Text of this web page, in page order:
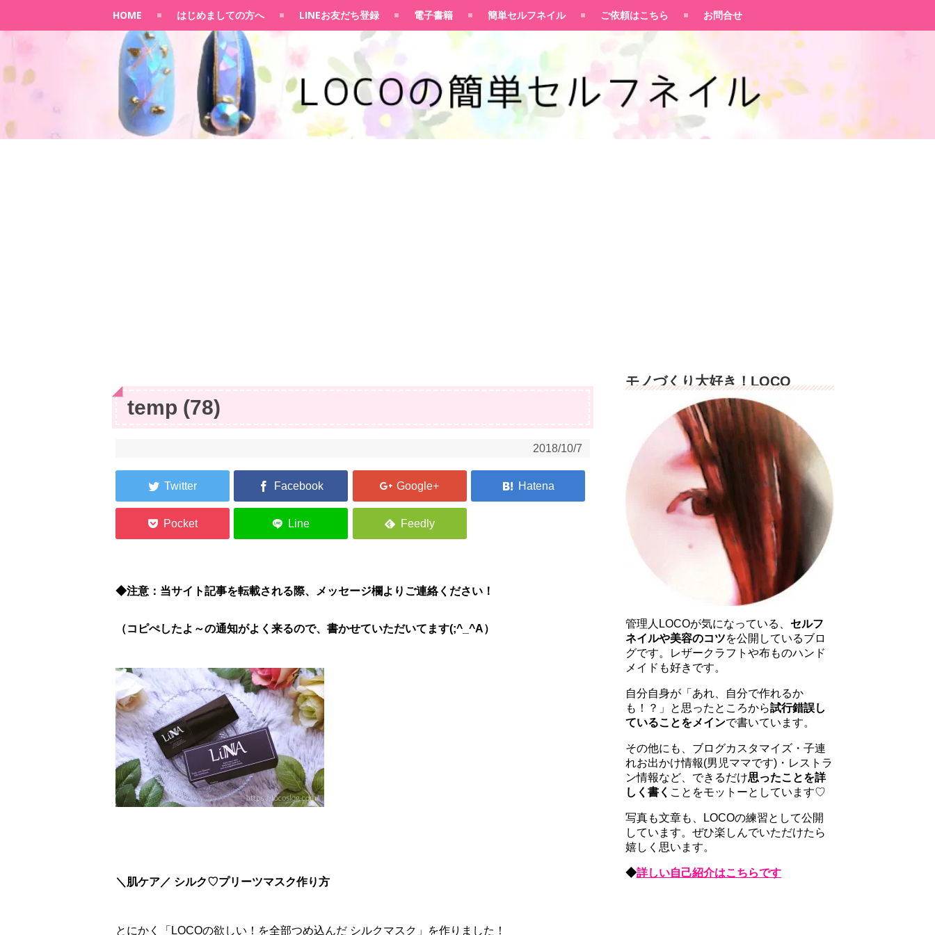
HOME はじめましての方へ LINEお友だち登録 電子書籍 簡単セルフネイル ご依頼はこちら お問合せ
temp (78)
2018/10/7
◆注意：当サイト記事を転載される際、メッセージ欄よりご連絡ください！
（コピぺしたよ～の通知がよく来るので、書かせていただいてます(;^_^A）
＼肌ケア／ シルク♡プリーツマスク作り方
とにかく「LOCOの欲しい！を全部つめ込んだ シルクマスク」を作りました！
モノづくり大好き！LOCO
管理人LOCOが気になっている、 セルフ
ネイルや美容のコツを公開しているブロ
グです。レザークラフトや布ものハンド
メイドも好きです。
自分自身が「あれ、自分で作れるか
も！？」と思ったところから試行錯誤し
ていることをメインで書いています。
その他にも、ブログカスタマイズ・子連
れお出かけ情報(男児ママです)・レストラ
ン情報など、できるだけ思ったことを詳
しく書く ことをモットーとしています♡
写真も文章も、LOCOの練習として公開
しています。ぜひ楽しんでいただけたら
嬉しく思います。
◆詳しい自己紹介はこちらです